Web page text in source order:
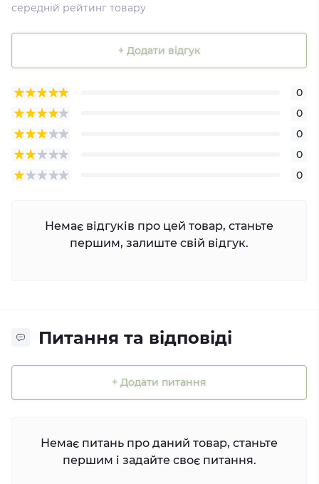
середній рейтинг товару
+ Додати відгук
0
0
0
0
0
Немає відгуків про цей товар, станьте
першим, залиште свій відгук.
Питання та відповіді
+ Додати питання
Немає питань про даний товар, станьте
першим і задайте своє питання.